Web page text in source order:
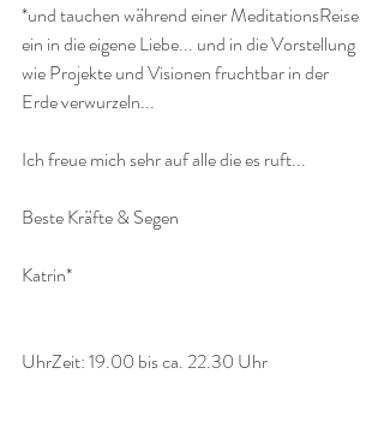
*und tauchen während einer MeditationsReise
ein in die eigene Liebe... und in die Vorstellung
wie Projekte und Visionen fruchtbar in der
Erde verwurzeln...
Ich freue mich sehr auf alle die es ruft...
Beste Kräfte & Segen
Katrin*
UhrZeit: 19.00 bis ca. 22.30 Uhr